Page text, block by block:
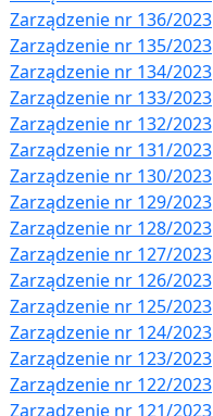
Zarządzenie nr 136/2023
Zarządzenie nr 135/2023
Zarządzenie nr 134/2023
Zarządzenie nr 133/2023
Zarządzenie nr 132/2023
Zarządzenie nr 131/2023
Zarządzenie nr 130/2023
Zarządzenie nr 129/2023
Zarządzenie nr 128/2023
Zarządzenie nr 127/2023
Zarządzenie nr 126/2023
Zarządzenie nr 125/2023
Zarządzenie nr 124/2023
Zarządzenie nr 123/2023
Zarządzenie nr 122/2023
Zarządzenie nr 121/2023